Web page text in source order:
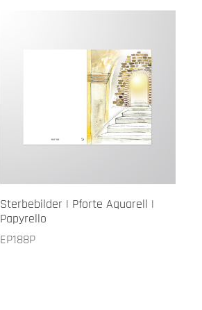
Sterbebilder | Pforte Aquarell |
Papyrello
EP188P